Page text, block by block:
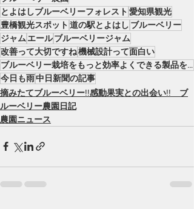
とよはしブルーベリーフォレスト 愛知県観光
豊橋観光スポット 道の駅とよはし ブルーベリー
ジャム エールブルーベリージャム
改善って大切ですね機械設計って面白い
ブルーベリー栽培をもっと効率よくできる製品を考えようっと
今日も雨中日新聞の記事
摘みたてブルーベリー!!感動果実との出会い!! ブ
ルーベリー農園日記
農園ニュース